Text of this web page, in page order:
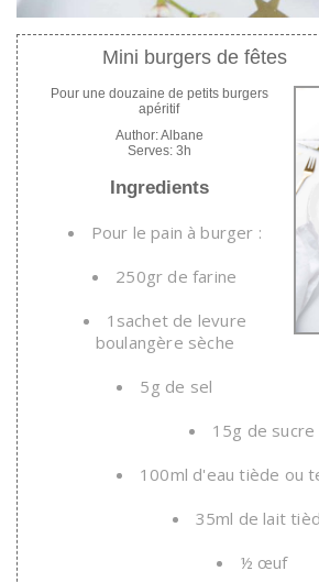
Mini burgers de fêtes
Pour une douzaine de petits burgers
apéritif
Author:Albane
Serves: 3h
Ingredients
Pour le pain à burger :
250gr de farine
1sachet de levure
boulangère sèche
5g de sel
15g de sucre
100ml d'eau tiède ou
35ml de lait
½ œuf